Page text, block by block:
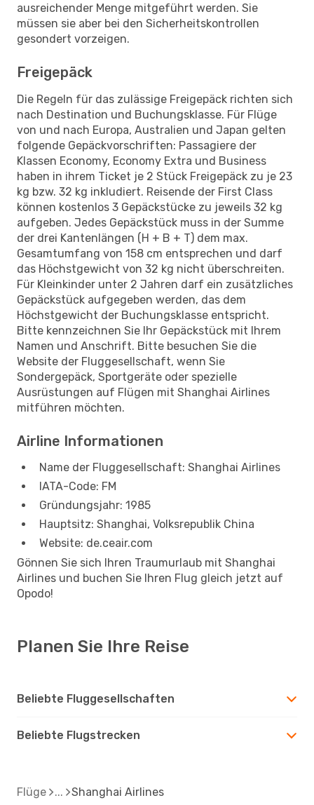
ausreichender Menge mitgeführt werden. Sie
müssen sie aber bei den Sicherheitskontrollen
gesondert vorzeigen.
Freigepäck
Die Regeln für das zulässige Freigepäck richten sich
nach Destination und Buchungsklasse. Für Flüge
von und nach Europa, Australien und Japan gelten
folgende Gepäckvorschriften: Passagiere der
Klassen Economy, Economy Extra und Business
haben in ihrem Ticket je 2 Stück Freigepäck zu je 23
kg bzw. 32 kg inkludiert. Reisende der First Class
können kostenlos 3 Gepäckstücke zu jeweils 32 kg
aufgeben. Jedes Gepäckstück muss in der Summe
der drei Kantenlängen (H + B + T) dem max.
Gesamtumfang von 158 cm entsprechen und darf
das Höchstgewicht von 32 kg nicht überschreiten.
Für Kleinkinder unter 2 Jahren darf ein zusätzliches
Gepäckstück aufgegeben werden, das dem
Höchstgewicht der Buchungsklasse entspricht.
Bitte kennzeichnen Sie Ihr Gepäckstück mit Ihrem
Namen und Anschrift. Bitte besuchen Sie die
Website der Fluggesellschaft, wenn Sie
Sondergepäck, Sportgeräte oder spezielle
Ausrüstungen auf Flügen mit Shanghai Airlines
mitführen möchten.
Airline Informationen
Name der Fluggesellschaft: Shanghai Airlines
IATA-Code: FM
Gründungsjahr: 1985
Hauptsitz: Shanghai, Volksrepublik China
Website: de.ceair.com
Gönnen Sie sich Ihren Traumurlaub mit Shanghai
Airlines und buchen Sie Ihren Flug gleich jetzt auf
Opodo!
Planen Sie Ihre Reise
Beliebte Fluggesellschaften
Beliebte Flugstrecken
Flüge Shanghai Airlines